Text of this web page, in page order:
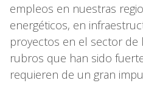
empleos en nuestras
energéticos, en
proyectos en el sector
rubros que han sido
requieren de un gran